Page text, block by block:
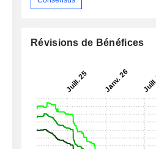
Révisions de Bénéfices